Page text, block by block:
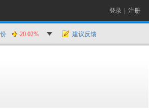
登录 注册
20.02% 建议反馈